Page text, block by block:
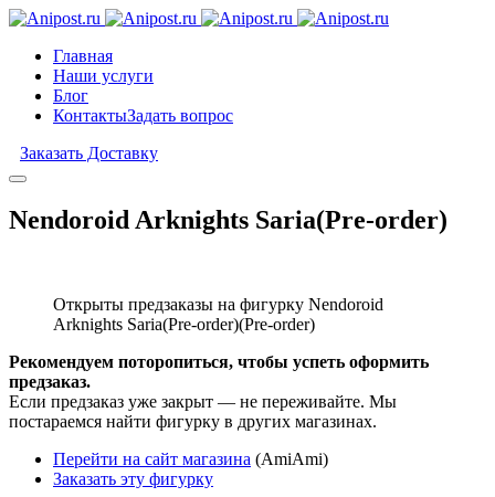
Главная
Наши услуги
Блог
КонтактыЗадать вопрос
Заказать Доставку
Nendoroid Arknights Saria(Pre-order)
Открыты предзаказы на фигурку Nendoroid
Arknights Saria(Pre-order)(Pre-order)
Рекомендуем поторопиться, чтобы успеть оформить
предзаказ.
Если предзаказ уже закрыт — не переживайте. Мы
постараемся найти фигурку в других магазинах.
Перейти на сайт магазина (AmiAmi)
Заказать эту фигурку